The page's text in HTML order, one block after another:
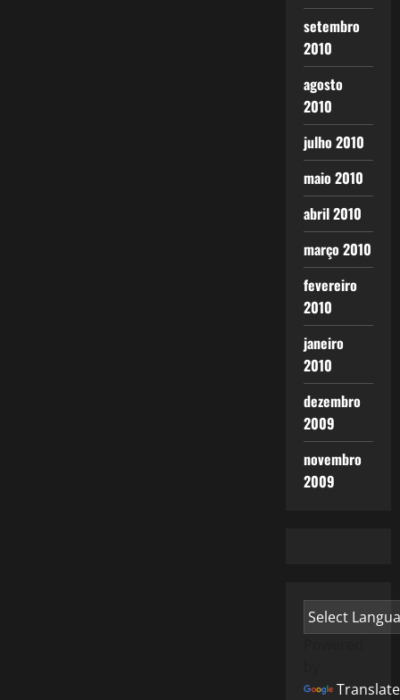
setembro
2010
agosto
2010
julho 2010
maio 2010
abril 2010
março 2010
fevereiro
2010
janeiro
2010
dezembro
2009
novembro
2009
Translate